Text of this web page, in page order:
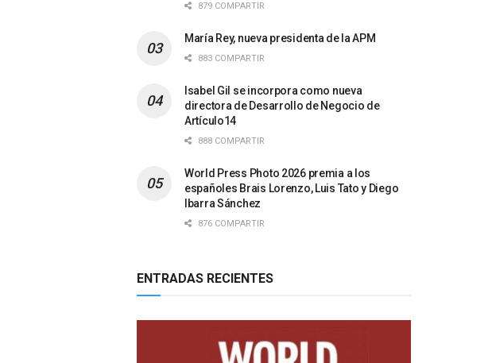
879 COMPARTIR
María Rey, nueva presidenta de la APM
883 COMPARTIR
Isabel Gil se incorpora como nueva
directora de Desarrollo de Negocio de
Artículo14
888 COMPARTIR
World Press Photo 2026 premia a los
españoles Brais Lorenzo, Luis Tato y Diego
Ibarra Sánchez
876 COMPARTIR
ENTRADAS RECIENTES